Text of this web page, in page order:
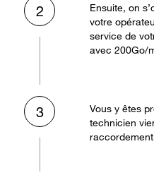
2
Ensuite, on
votre
service de
avec 200Go/
3
Vous y êtes
technicien
raccordement